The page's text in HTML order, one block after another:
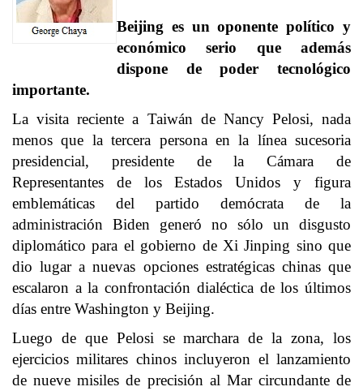
Beijing es un oponente político y
económico serio que además
dispone de poder tecnológico
importante.
La visita reciente a Taiwán de Nancy Pelosi, nada
menos que la tercera persona en la línea sucesoria
presidencial, presidente de la Cámara de
Representantes de los Estados Unidos y figura
emblemáticas del partido demócrata de la
administración Biden generó no sólo un disgusto
diplomático para el gobierno de Xi Jinping sino que
dio lugar a nuevas opciones estratégicas chinas que
escalaron a la confrontación dialéctica de los últimos
días entre Washington y Beijing.
Luego de que Pelosi se marchara de la zona, los
ejercicios militares chinos incluyeron el lanzamiento
de nueve misiles de precisión al Mar circundante de